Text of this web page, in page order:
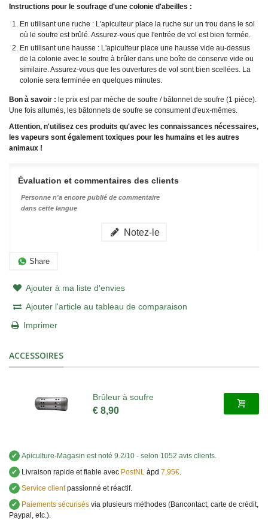
Instructions pour le soufrage d'une colonie d'abeilles :
En utilisant une ruche : L'apiculteur place la ruche sur un trou dans le sol
où le soufre est brûlé. Assurez-vous que l'entrée de vol est bien fermée.
En utilisant une hausse : L'apiculteur place une hausse vide au-dessus
de la colonie avec le soufre à brûler dans une boîte de conserve vide ou
similaire. Assurez-vous que les ouvertures de vol sont bien scellées. La
colonie sera terminée en quelques minutes.
Bon à savoir : le prix est par mèche de soufre / bâtonnet de soufre (1 pièce).
Une fois allumés, les bâtonnets de soufre se consument d'eux-mêmes.
Attention, n'utilisez ces produits qu'avec les connaissances nécessaires,
les vapeurs sont également toxiques pour les humains et les autres
animaux !
Évaluation et commentaires des clients
Personne n'a encore publié de commentaire
dans cette langue
Notez-le
Share
Ajouter à ma liste d'envies
Ajouter l'article au tableau de comparaison
Imprimer
ACCESSOIRES
Brûleur à soufre
€ 8,90
✔ Apiculture-Magasin est noté 9.2/10 - selon 1052 avis clients.
✔
Livraison rapide et fiable avec PostNL àpd 7,95€.
✔ Service clientpassionné et réactif.
✔
Paiements sécurisés via plusieurs méthodes (Bancontact, carte de crédit,
Paypal, etc.).